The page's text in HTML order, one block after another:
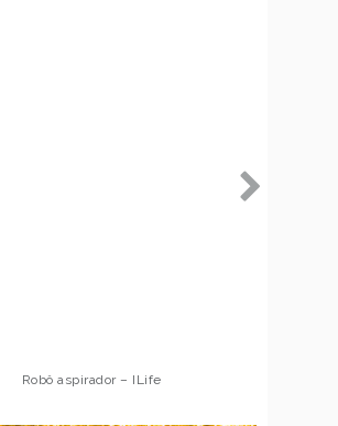
Robô aspirador – ILife